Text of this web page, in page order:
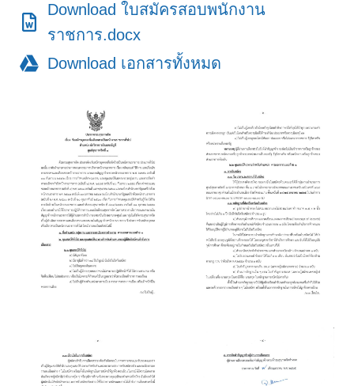
Download ใบสมัครสอบพนักงาน
ราชการ.docx
Download เอกสารทั้งหมด